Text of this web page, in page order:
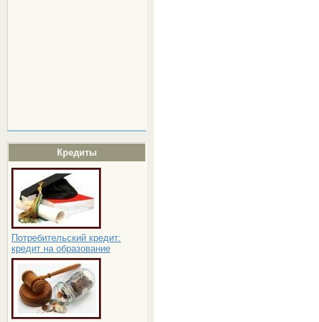
Кредиты
Потребительский кредит:
кредит на образование